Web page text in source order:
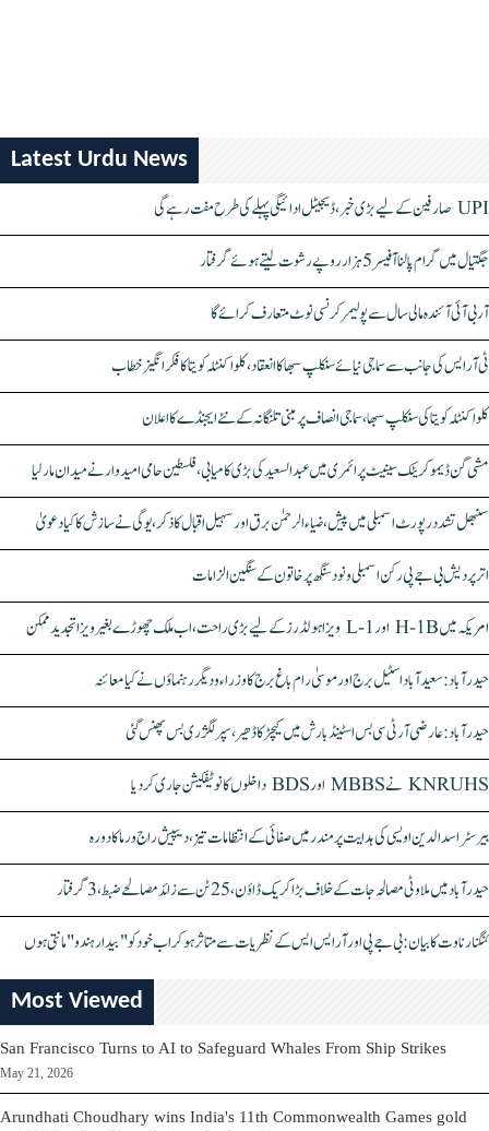
Latest Urdu News
UPI صارفین کے لیے بڑی خبر، ڈیجیٹل ادائیگی پہلے کی طرح مفت رہے گی
جگتیال میں گرام پالنا آفیسر 5 ہزار روپے رشوت لیتے ہوئے گرفتار
آر بی آئی آئندہ مالی سال سے پولیمر کرنسی نوٹ متعارف کرائے گا
ٹی آر ایس کی جانب سے سماجی نیائے سنکلپ سبھا کا انعقاد، کلواکنٹلہ کویتا کا فکر انگیز خطاب
کلواکنٹلہ کویتا کی سنکلپ سبھا، سماجی انصاف پر مبنی تلنگانہ کے نئے ایجنڈے کا اعلان
مشی گن ڈیموکریٹک سینیٹ پرائمری میں عبدالسعید کی بڑی کامیابی، فلسطین حامی امیدوار نے میدان مار لیا
سنبھل تشدد رپورٹ اسمبلی میں پیش، ضیاء الرحمٰن برق اور سہیل اقبال کا ذکر، یوگی نے سازش کا کیا دعویٰ
اتر پردیش بی جے پی رکن اسمبلی ونود سنگھ پر خاتون کے سنگین الزامات
امریکہ میں H-1B اور L-1 ویزا ہولڈرز کے لیے بڑی راحت، اب ملک چھوڑے بغیر ویزا تجدید ممکن
حیدرآباد: سعیدآباد اسٹیل برج اور موسیٰ رام باغ برج کا وزراء و دیگر رہنماؤں نے کیا معائنہ
حیدرآباد: عارضی آر ٹی سی بس اسٹینڈ بارش میں کیچڑ کا ڈھیر، سپر لگژری بس پھنس گئی
KNRUHS نے MBBS اور BDS داخلوں کا نوٹیفکیشن جاری کر دیا
بیرسٹر اسدالدین اویسی کی ہدایت پر مندر میں صفائی کے انتظامات تیز، دیپیش راج ورما کا دورہ
حیدرآباد میں ملاوٹی مصالحہ جات کے خلاف بڑا کریک ڈاؤن، 25 ٹن سے زائد مصالحے ضبط، 3 گرفتار
کنگنا رناوت کا بیان: بی جے پی اور آر ایس ایس کے نظریات سے متاثر ہو کر اب خود کو "بیدار ہندو" مانتی ہوں
Most Viewed
San Francisco Turns to AI to Safeguard Whales From Ship Strikes
May 21, 2026
Arundhati Choudhary wins India's 11th Commonwealth Games gold